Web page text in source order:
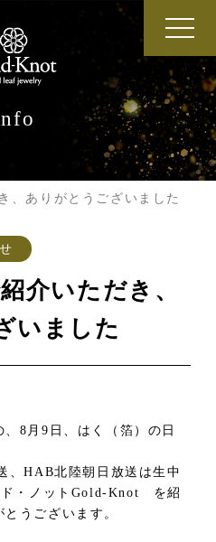
、ありがとうございました
介いただき、
いました
、8月9日、はく（箔）の日
、HAB北陸朝日放送は生中
ド・ノットGold-Knot を紹
うございます。